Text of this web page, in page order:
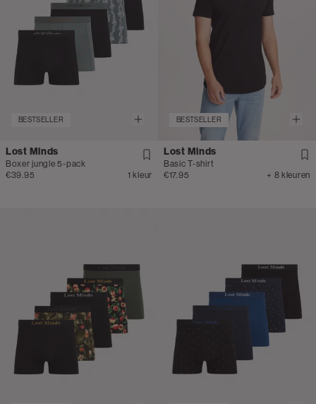
BESTSELLER
Lost Minds
Boxer jungle 5-pack
€39.95
1 kleur
BESTSELLER
Lost Minds
Basic T-shirt
€17.95
+ 8 kleuren